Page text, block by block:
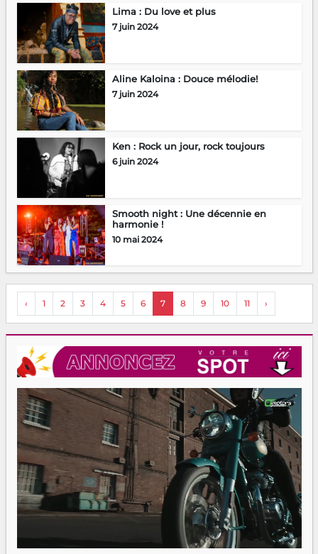
Lima : Du love et plus
7 juin 2024
Aline Kaloina : Douce mélodie!
7 juin 2024
Ken : Rock un jour, rock toujours
6 juin 2024
Smooth night : Une décennie en
harmonie !
10 mai 2024
‹ 1 2 3 4 5 6 7 8 9 10 11 ›